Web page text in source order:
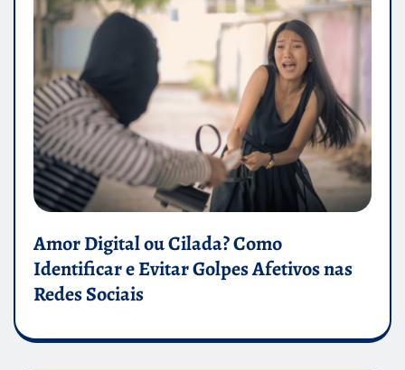
Amor Digital ou Cilada? Como
Identificar e Evitar Golpes Afetivos nas
Redes Sociais